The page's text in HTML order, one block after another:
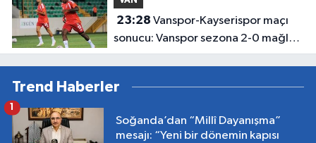
23:28
sonucu: Vanspor sezona 2-0 mağlup
başladı
Trend Haberler
Soğanda’dan “Millî Dayanışma”
mesajı: “Yeni bir dönemin kapısı
1